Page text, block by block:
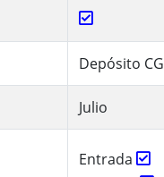
Depósito CG
Julio
Entrada